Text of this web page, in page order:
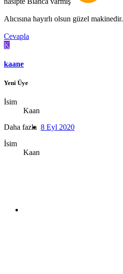
Alıcısına hayırlı olsun güzel makinedir.
Cevapla
K
kaane
Yeni Üye
İsim
Kaan
Daha fazla
İsim
Kaan
8 Eyl 2020